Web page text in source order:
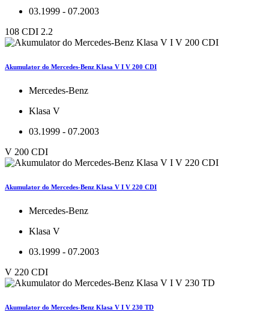
03.1999 - 07.2003
108 CDI 2.2
Akumulator do Mercedes-Benz Klasa V I V 200 CDI
Mercedes-Benz
Klasa V
03.1999 - 07.2003
V 200 CDI
Akumulator do Mercedes-Benz Klasa V I V 220 CDI
Mercedes-Benz
Klasa V
03.1999 - 07.2003
V 220 CDI
Akumulator do Mercedes-Benz Klasa V I V 230 TD